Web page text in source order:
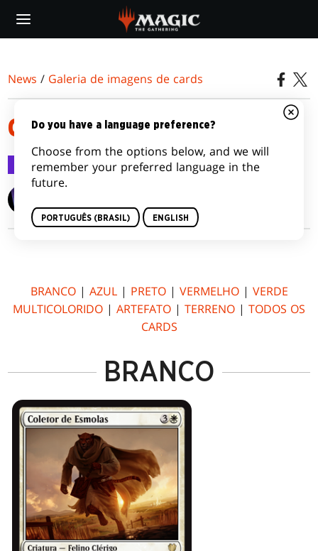
main
News / Galeria de imagens de cards
COMMANDER (EDIÇÃO 2017)
Galeria de imagens de cards 11 ago 2017
BRANCO| AZUL| PRETO| VERMELHO| VERDE
MULTICOLORIDO | ARTEFATO | TERRENO | TODOS OS
CARDS
BRANCO
Do you have a language preference?
Choose from the options below, and we will
remember your preferred language in the
future.
PORTUGUÊS (BRASIL) ENGLISH